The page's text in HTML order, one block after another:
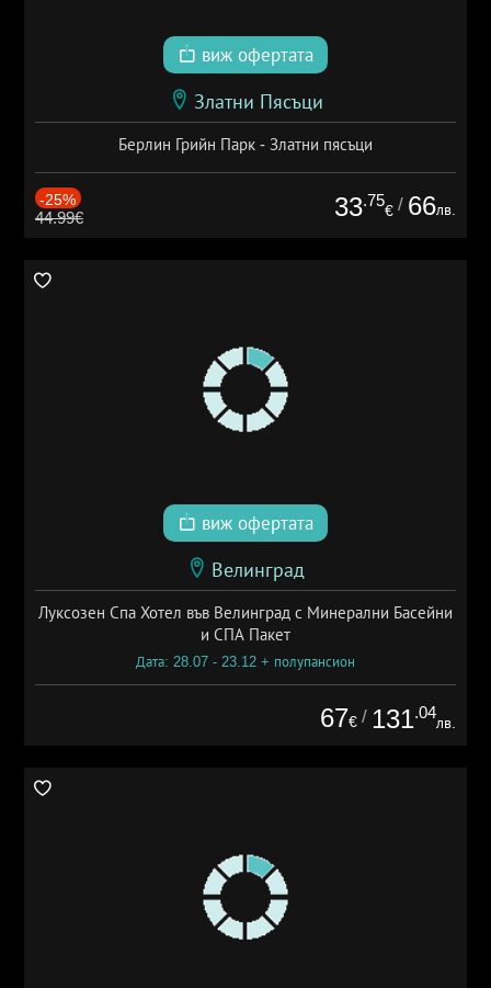
виж офертата
Златни Пясъци
Берлин Грийн Парк - Златни пясъци
-25%
44.99€ 33.75
€ / 66лв.
виж офертата
Велинград
Луксозен Спа Хотел във Велинград с Минерални Басейни
и СПА Пакет
Дата: 28.07 - 23.12 + полупансион
67€ / 131.04
лв.